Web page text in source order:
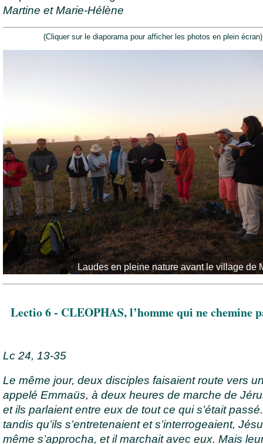
Martine et Marie-Hélène
(Cliquer sur le diaporama pour afficher les photos en plein écran)
Laudes en pleine nature avant le village de
Lectio 6 - CLEOPHAS, l’homme qui ne chemine
Lc 24, 13-35
Le même jour, deux disciples faisaient route vers
appelé Emmaüs, à deux heures de marche de
et ils parlaient entre eux de tout ce qui s’était
tandis qu’ils s’entretenaient et s’interrogeaient,
même s’approcha, et il marchait avec eux. Mais